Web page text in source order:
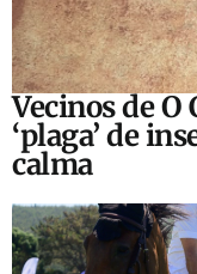
Vecinos de
‘plaga’ de
calma